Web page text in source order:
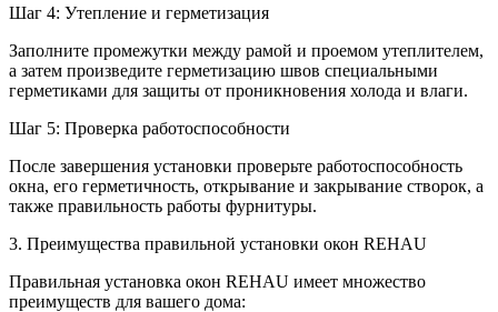
Шаг 4: Утепление и герметизация
Заполните промежутки между рамой и проемом утеплителем,
а затем произведите герметизацию швов специальными
герметиками для защиты от проникновения холода и влаги.
Шаг 5: Проверка работоспособности
После завершения установки проверьте работоспособность
окна, его герметичность, открывание и закрывание створок, а
также правильность работы фурнитуры.
3. Преимущества правильной установки окон REHAU
Правильная установка окон REHAU имеет множество
преимуществ для вашего дома: